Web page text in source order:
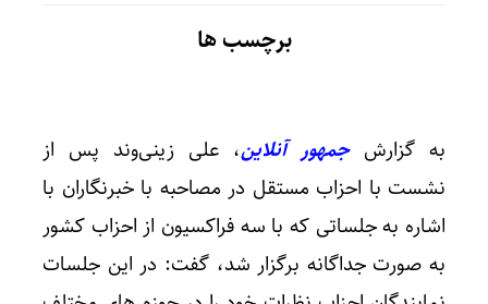
برچسب ها
به گزارشجمهور آنلاین، علی زینی‌وند پس از
نشست با احزاب مستقل در مصاحبه با خبرنگاران با
اشاره به جلساتی که با سه فراکسیون از احزاب کشور
به صورت جداگانه برگزار شد، گفت: در این جلسات